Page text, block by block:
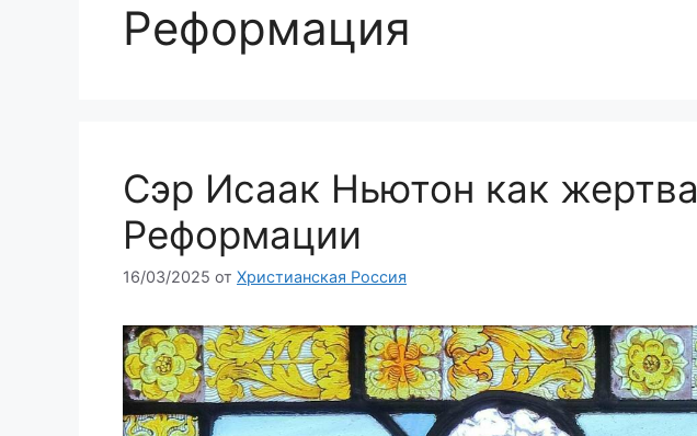
Реформация
Сэр Исаак Ньютон как жертва
Реформации
16/03/2025 от Христианская Россия